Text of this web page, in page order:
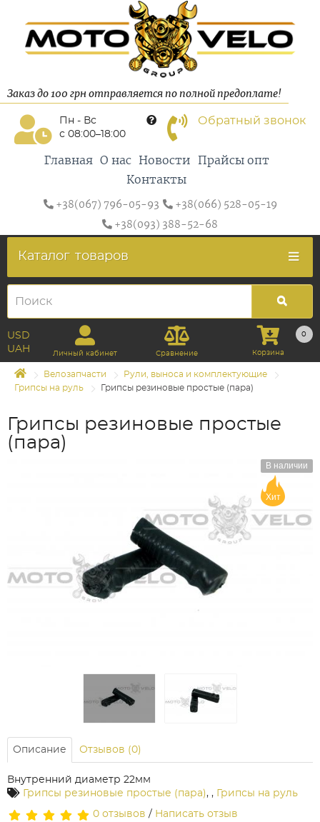
Заказ до 100 грн отправляется по полной предоплате!
Пн - Вс
с 08:00–18:00
Обратный звонок
Главная О нас Новости
Прайсы опт
Контакты
+38(067) 796-05-93
+38(066) 528-05-19
+38(093) 388-52-68
Каталог товаров
USD
UAH
Личный кабинет Сравнение
0
Корзина
Велозапчасти
Рули, выноса и комплектующие
Грипсы на руль
Грипсы резиновые простые (пара)
Грипсы резиновые простые
(пара)
В наличии
Хит
Описание Отзывов (0)
Внутренний диаметр 22мм
Грипсы резиновые простые (пара), , Грипсы на руль
0 отзывов / Написать отзыв